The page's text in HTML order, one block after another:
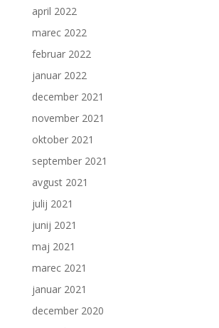
april 2022
marec 2022
februar 2022
januar 2022
december 2021
november 2021
oktober 2021
september 2021
avgust 2021
julij 2021
junij 2021
maj 2021
marec 2021
januar 2021
december 2020